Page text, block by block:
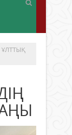
ҰЛТТЫҚ